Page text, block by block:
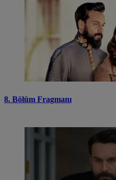
8. Bölüm Fragmanı